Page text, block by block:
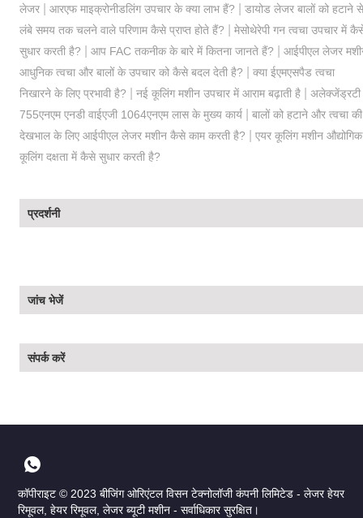
लेजर| आरएफ माइक्रोनीडलिंग उपचार के क्या लाभ हैं?
डायोड लेजर बालों को हटाने से
लंबे समय तक चलने वाले परिणाम कैसे प्राप्त होते हैं?
मेसोथेरेपी गन त्वचा उपचार में
सुधार करती है?
आप FAC तकनीक के बारे में कितना जानते हैं?
आईपीएल लेजर
आधुनिक त्वचा और बालों के उपचार को कैसे बदल देती है?
क्या ईएमएसपैड त्वचा
निखारने के लिए प्रभावी है?
नई कूलिंग मशीन उपचार में आराम बढ़ाती है| अलेक्जेंड्रटी
755एनएम एनडी वाईएजी 1064एनएम लास के मुख्य कार्य| बालों को हटाने और त्वचा की
देखभाल के लिए आईपीएल लेजर मशीन कैसे काम करती है?
एयर कूलिंग मशीन औद्योगिक
कूलिंग दक्षता में कैसे सुधार करती है?
प्रदर्शनी
जांच भेजें
संपर्क करें
कॉपीराइट © 2023 बीजिंग ओरिएंटल विसन टेक्नोलॉजी कंपनी लिमिटेड - लेजर हेयर
रिमूवल, हेयर रिमूवल, लेजर ब्यूटी मशीन - सर्वाधिकार सुरक्षित।